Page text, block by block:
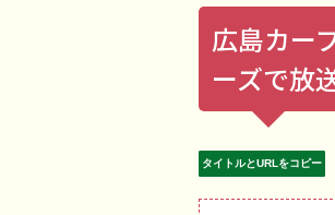
広島カー
ーズで放
タイトルとURLをコピー